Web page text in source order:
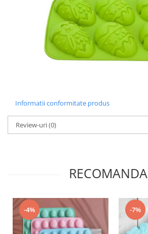
Informatii conformitate produs
Review-uri(0)
-4% -7%